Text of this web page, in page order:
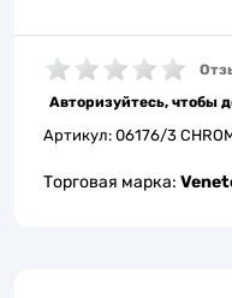
Авторизуйтесь, чтобы
Артикул: 06176/3
Торговая марка: